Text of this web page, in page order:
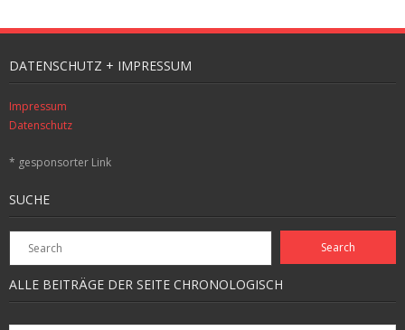
DATENSCHUTZ + IMPRESSUM
Impressum
Datenschutz
* gesponsorter Link
SUCHE
ALLE BEITRÄGE DER SEITE CHRONOLOGISCH
Alle